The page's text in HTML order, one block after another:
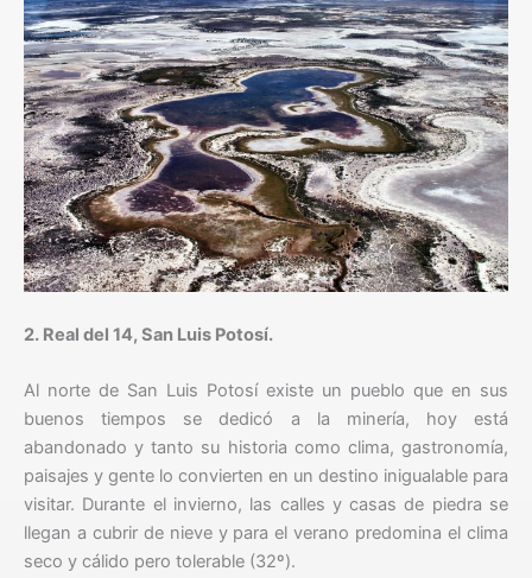
2. Real del 14, San Luis Potosí.
Al norte de San Luis Potosí existe un pueblo que en sus
buenos tiempos se dedicó a la minería, hoy está
abandonado y tanto su historia como clima, gastronomía,
paisajes y gente lo convierten en un destino inigualable para
visitar. Durante el invierno, las calles y casas de piedra se
llegan a cubrir de nieve y para el verano predomina el clima
seco y cálido pero tolerable (32º).